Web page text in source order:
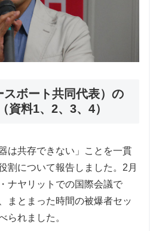
スボート共同代表）の
資料1、2、3、4）
は共存できない」ことを一貫
割について報告しました。2月
ナヤリットでの国際会議で
まとまった時間の被爆者セッ
られました。